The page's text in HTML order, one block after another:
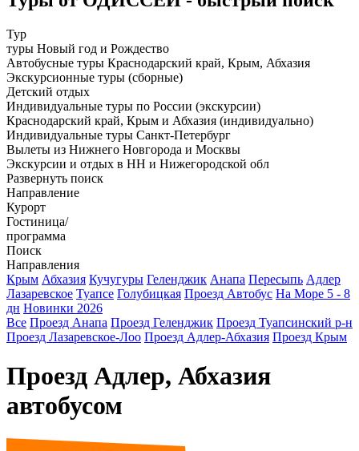
Тур
туры Новый год и Рождество
Автобусные туры Краснодарский край, Крым, Абхазия
Экскурсионные туры (сборные)
Детский отдых
Индивидуальные туры по России (экскурсии)
Краснодарский край, Крым и Абхазия (индивидуально)
Индивидуальные туры Санкт-Петербург
Вылеты из Нижнего Новгорода и Москвы
Экскурсии и отдых в НН и Нижегородской обл
Развернуть поиск
Направление
Курорт
Гостиница/
программа
Поиск
Направления
Крым Абхазия Кучугуры Геленджик Анапа Пересыпь Адлер
Лазаревское Туапсе Голубицкая Проезд Автобус На Море 5 - 8
дн Новинки 2026
Все Проезд Анапа Проезд Геленджик Проезд Туапсинский р-н
Проезд Лазаревское-Лоо Проезд Адлер-Абхазия Проезд Крым
Проезд Адлер, Абхазия
автобусом